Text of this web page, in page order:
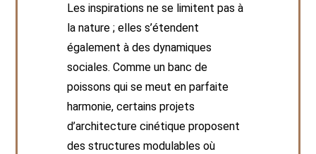
Les inspirations ne se limitent pas à
la nature ; elles s’étendent
également à des dynamiques
sociales. Comme un banc de
poissons qui se meut en parfaite
harmonie, certains projets
d’architecture cinétique proposent
des structures modulables où